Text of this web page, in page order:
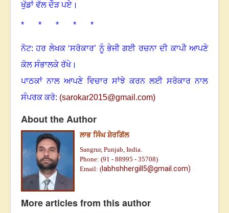
ਖੁੱਡਾਂ ਵੱਲ ਦੌੜ ਪਏ ।
* * * * *
ਨੋਟ: ਹਰ ਲੇਖਕ ‘ਸਰੋਕਾਰ’ ਨੂੰ ਭੇਜੀ ਗਈ ਰਚਨਾ ਦੀ ਕਾਪੀ ਆਪਣੇ
ਕੋਲ ਸੰਭਾਲਕੇ ਰੱਖੇ।
ਪਾਠਕਾਂ ਨਾਲ ਆਪਣੇ ਵਿਚਾਰ ਸਾਂਝੇ ਕਰਨ ਲਈ ਸਰੋਕਾਰ ਨਾਲ
ਸੰਪਰਕ ਕਰੋ: (sarokar2015@gmail.com)
About the Author
ਲਾਭ ਸਿੰਘ ਸ਼ੇਰਗਿੱਲ
Sangrur, Punjab, India.
Phone: (91 - 88995 - 35708)
Email: ( labhshhergill5@gmail.com)
More articles from this author